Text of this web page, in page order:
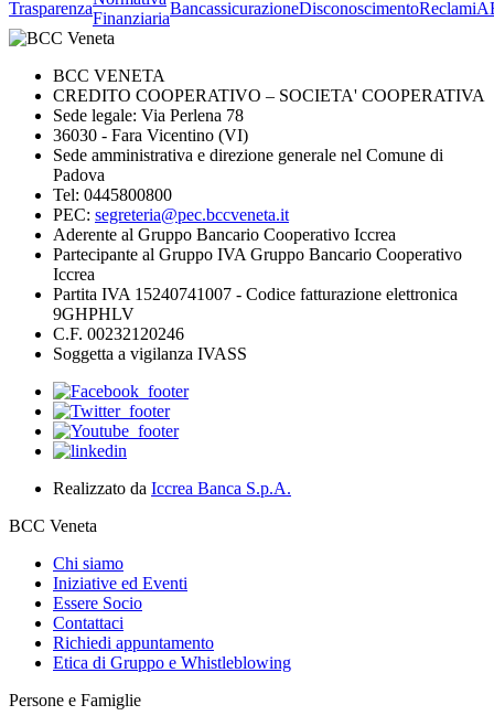
Trasparenza
Finanziaria
BancassicurazioneDisconoscimentoReclami
BCC VENETA
CREDITO COOPERATIVO – SOCIETA' COOPERATIVA
Sede legale: Via Perlena 78
36030 - Fara Vicentino (VI)
Sede amministrativa e direzione generale nel Comune di
Padova
Tel: 0445800800
PEC: segreteria@pec.bccveneta.it
Aderente al Gruppo Bancario Cooperativo Iccrea
Partecipante al Gruppo IVA Gruppo Bancario Cooperativo
Iccrea
Partita IVA 15240741007 - Codice fatturazione elettronica
9GHPHLV
C.F. 00232120246
Soggetta a vigilanza IVASS
Realizzato da Iccrea Banca S.p.A.
BCC Veneta
Chi siamo
Iniziative ed Eventi
Essere Socio
Contattaci
Richiedi appuntamento
Etica di Gruppo e Whistleblowing
Persone e Famiglie